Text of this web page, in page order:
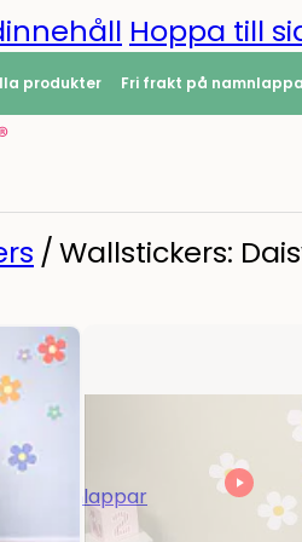
Hoppa till
produkter Fri frakt på
namnlappar
/Wallstickers: